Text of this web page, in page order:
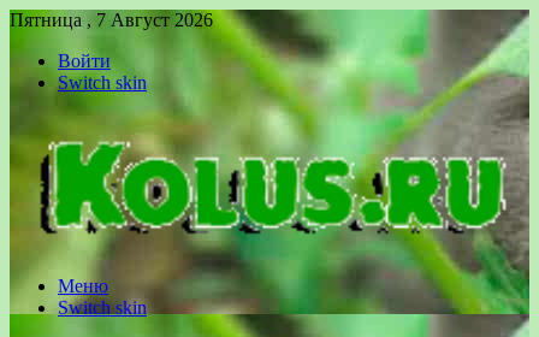
Пятница , 7 Август 2026
Войти
Switch skin
Меню
Switch skin